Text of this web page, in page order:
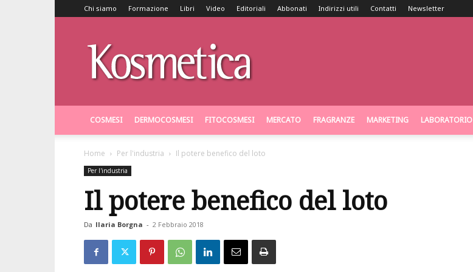
Chi siamo Formazione Libri Video Editoriali Abbonati Indirizzi utili Contatti Newsletter
COSMESI DERMOCOSMESI FITOCOSMESI MERCATO FRAGRANZE MARKETING LABORATORIO
Home Per l'industria Il potere benefico del loto
Per l'industria
Il potere benefico del loto
Da Ilaria Borgna - 2 Febbraio 2018